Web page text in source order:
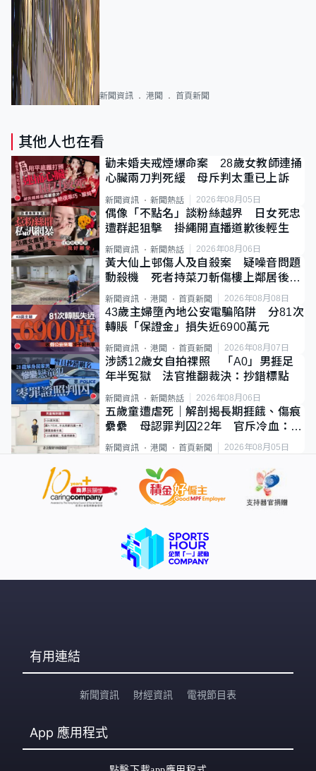
新聞資訊 港聞 首頁新聞
其他人也在看
勸未婚夫戒煙爆命案 28歲女教師連捅
心臟兩刀判死緩 母斥判太重已上訴
新聞資訊 新聞熱話 2026年08月05日
偶像「不點名」談粉絲越界 日女死忠
遭群起狙擊 掛繩開直播道歉後輕生
新聞資訊 新聞熱話 2026年08月06日
黃大仙上邨傷人及自殺案 疑噪音問題
動殺機 死者持菜刀斬傷樓上鄰居後墮
斃
新聞資訊 港聞 首頁新聞 2026年08月08日
43歲主婦墮內地公安電騙陷阱 分81次
轉賬「保證金」損失近6900萬元
新聞資訊 港聞 首頁新聞 2026年08月07日
涉誘12歲女自拍祼照 「A0」男捱足
年半冤獄 法官推翻裁決：抄錯標點
新聞資訊 新聞熱話 2026年08月06日
五歲童遭虐死｜解剖揭長期捱餓、傷痕
纍纍 母認罪判囚22年 官斥冷血：同
類案最惡劣
新聞資訊 港聞 首頁新聞 2026年08月05日
有用連結
新聞資訊 財經資訊 電視節目表
App 應用程式